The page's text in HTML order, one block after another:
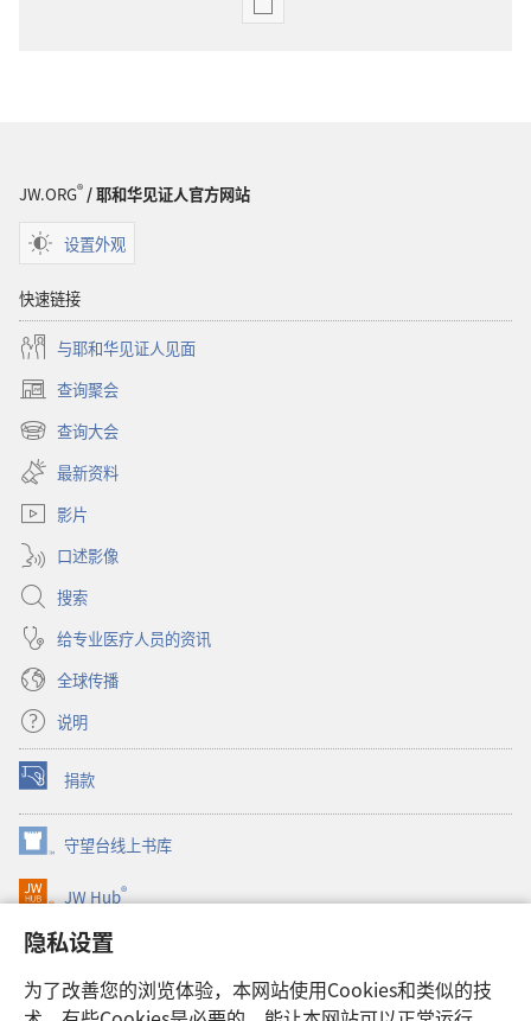
隐私设置
为了改善您的浏览体验，本网站使用Cookies和类似的技
电
2001
JW.ORG®/ 耶和华见证人官方网站
设置外观
快速链接
与耶和华见证人见面
查询聚会
（打
开
新
窗
口）
查询大会
（打
开
新
窗
最新资料
影片
口述影像
搜索
给专业医疗人员的资讯
全球传播
说明
捐款
（打
开
新
窗
口）
守望台线上书库
（打
开
新
口）
JW Hub®
（打
开
新
口）
JW Library®
Watchtower Library